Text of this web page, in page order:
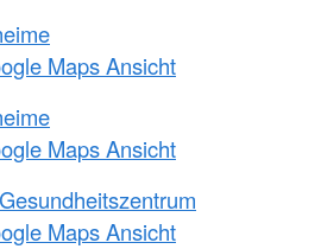
Maps Ansicht
Maps Ansicht
Maps Ansicht